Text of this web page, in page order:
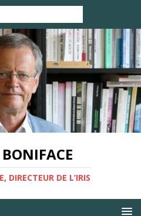
DIRECTEUR DE L’IRIS